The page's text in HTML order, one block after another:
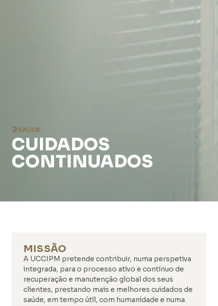
SAÚDE
CUIDADOS
CONTINUADOS
MISSÃO
A UCCIPM pretende contribuir, numa perspetiva
integrada, para o processo ativo e contínuo de
recuperação e manutenção global dos seus
clientes, prestando mais e melhores cuidados de
saúde, em tempo útil, com humanidade e numa